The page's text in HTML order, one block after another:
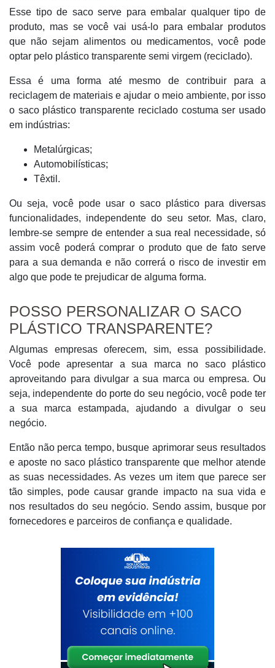
Esse tipo de saco serve para embalar qualquer tipo de
produto, mas se você vai usá-lo para embalar produtos
que não sejam alimentos ou medicamentos, você pode
optar pelo plástico transparente semi virgem (reciclado).
Essa é uma forma até mesmo de contribuir para a
reciclagem de materiais e ajudar o meio ambiente, por isso
o saco plástico transparente reciclado costuma ser usado
em indústrias:
Metalúrgicas;
Automobilísticas;
Têxtil.
Ou seja, você pode usar o saco plástico para diversas
funcionalidades, independente do seu setor. Mas, claro,
lembre-se sempre de entender a sua real necessidade, só
assim você poderá comprar o produto que de fato serve
para a sua demanda e não correrá o risco de investir em
algo que pode te prejudicar de alguma forma.
POSSO PERSONALIZAR O SACO
PLÁSTICO TRANSPARENTE?
Algumas empresas oferecem, sim, essa possibilidade.
Você pode apresentar a sua marca no saco plástico
aproveitando para divulgar a sua marca ou empresa. Ou
seja, independente do porte do seu negócio, você pode ter
a sua marca estampada, ajudando a divulgar o seu
negócio.
Então não perca tempo, busque aprimorar seus resultados
e aposte no saco plástico transparente que melhor atende
as suas necessidades. As vezes um item que parece ser
tão simples, pode causar grande impacto na sua vida e
nos resultados do seu negócio. Sendo assim, busque por
fornecedores e parceiros de confiança e qualidade.